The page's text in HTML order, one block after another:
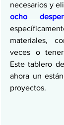
ocho
materiales,
veces o tener
Este tablero
ahora un
proyectos.